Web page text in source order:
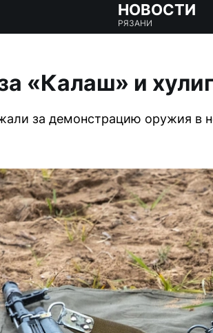
НОВОСТИ
РЯЗАНИ
«Калаш» и
за демонстрацию оружия в